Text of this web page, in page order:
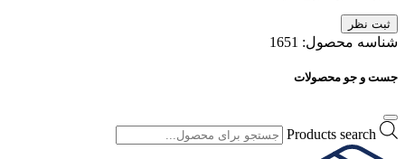
ثبت نظر
شناسه محصول: 1651
جست و جو محصولات
Products search